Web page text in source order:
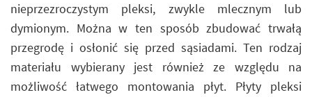
nieprzezroczystym pleksi, zwykle mlecznym lub
dymionym. Można w ten sposób zbudować trwałą
przegrodę i osłonić się przed sąsiadami. Ten rodzaj
materiału wybierany jest również ze względu na
możliwość łatwego montowania płyt. Płyty pleksi